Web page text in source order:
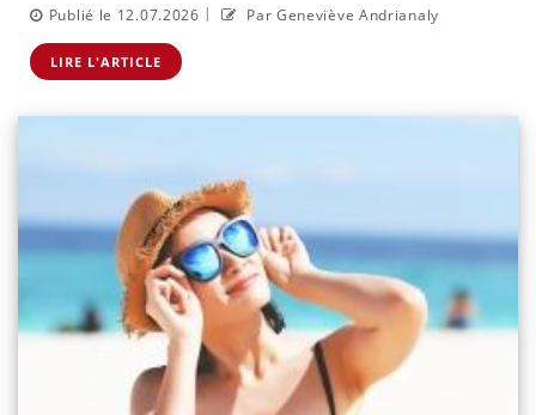
Publié le 12.07.2026 | Par Geneviève Andrianaly
LIRE L'ARTICLE